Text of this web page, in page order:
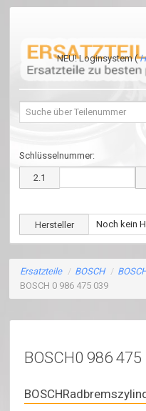
NEU! Loginsystem (
Schlüsselnummer:
2.1
Hersteller
Ersatzteile / BOSCH /
BOSCH 0 986 475 039
BOSCH0 986 475